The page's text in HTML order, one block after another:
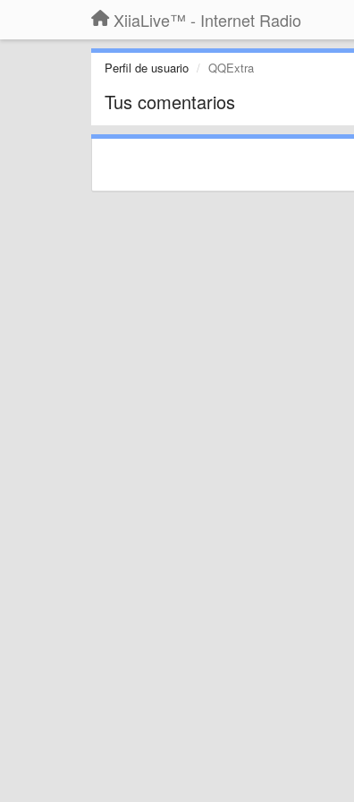
XiiaLive™ - Internet Radio
Perfil de usuario QQExtra
Tus comentarios